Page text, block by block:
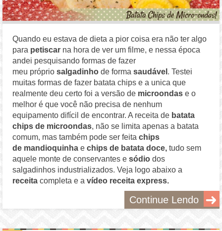
Quando eu estava de dieta a pior coisa era não ter algo
para petiscar na hora de ver um filme, e nessa época
andei pesquisando formas de fazer
meu próprio salgadinho de formasaudável . Testei
muitas formas de fazer batata chips e a unica que
realmente deu certo foi a versão de microondas e o
melhor é que você não precisa de nenhum
equipamento difícil de encontrar. A receita de batata
chips de microondas, não se limita apenas a batata
comum, mas também pode ser feitachips
de mandioquinha e chips de batata doce,tudo sem
aquele monte de conservantes esódio dos
salgadinhos industrializados. Veja logo abaixo a
receita completa e avídeo receita express.
Continue Lendo